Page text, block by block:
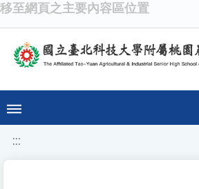
移至網頁之主要內容區位置
:::